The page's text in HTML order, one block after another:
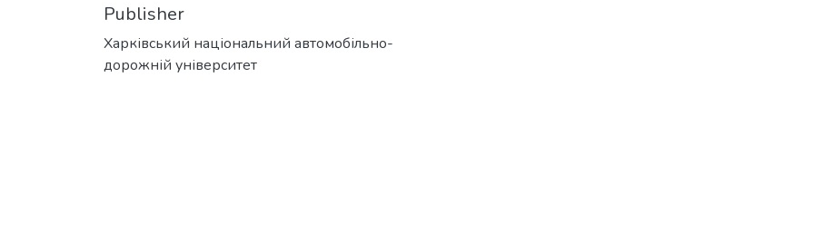
Publisher
Харківський національний автомобільно-
дорожній університет